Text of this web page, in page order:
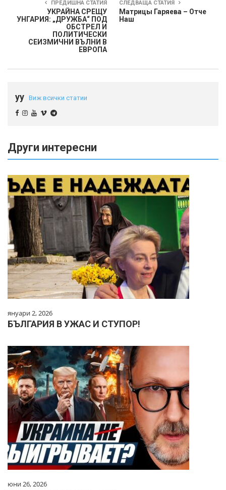
ПРЕДИШНА СТАТИЯ
УКРАЙНА СРЕЩУ
УНГАРИЯ: „ДРУЖБА“ ПОД
ОБСТРЕЛ И
ПОЛИТИЧЕСКИ
СЕИЗМИЧНИ ВЪЛНИ В
ЕВРОПА
СЛЕДВАЩА СТАТИЯ
Матрицы Гаряева – Отче
Наш
yy Виж всички статии
Други интересни
януари 2, 2026
БЪЛГАРИЯ В УЖАС И СТУПОР!
юни 26, 2026